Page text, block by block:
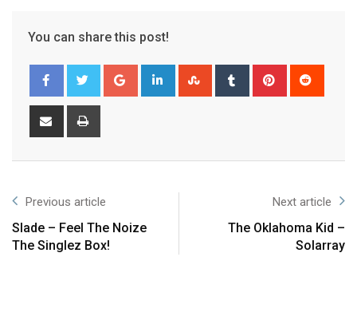
You can share this post!
Previous article
Slade – Feel The Noize
The Singlez Box!
Next article
The Oklahoma Kid –
Solarray